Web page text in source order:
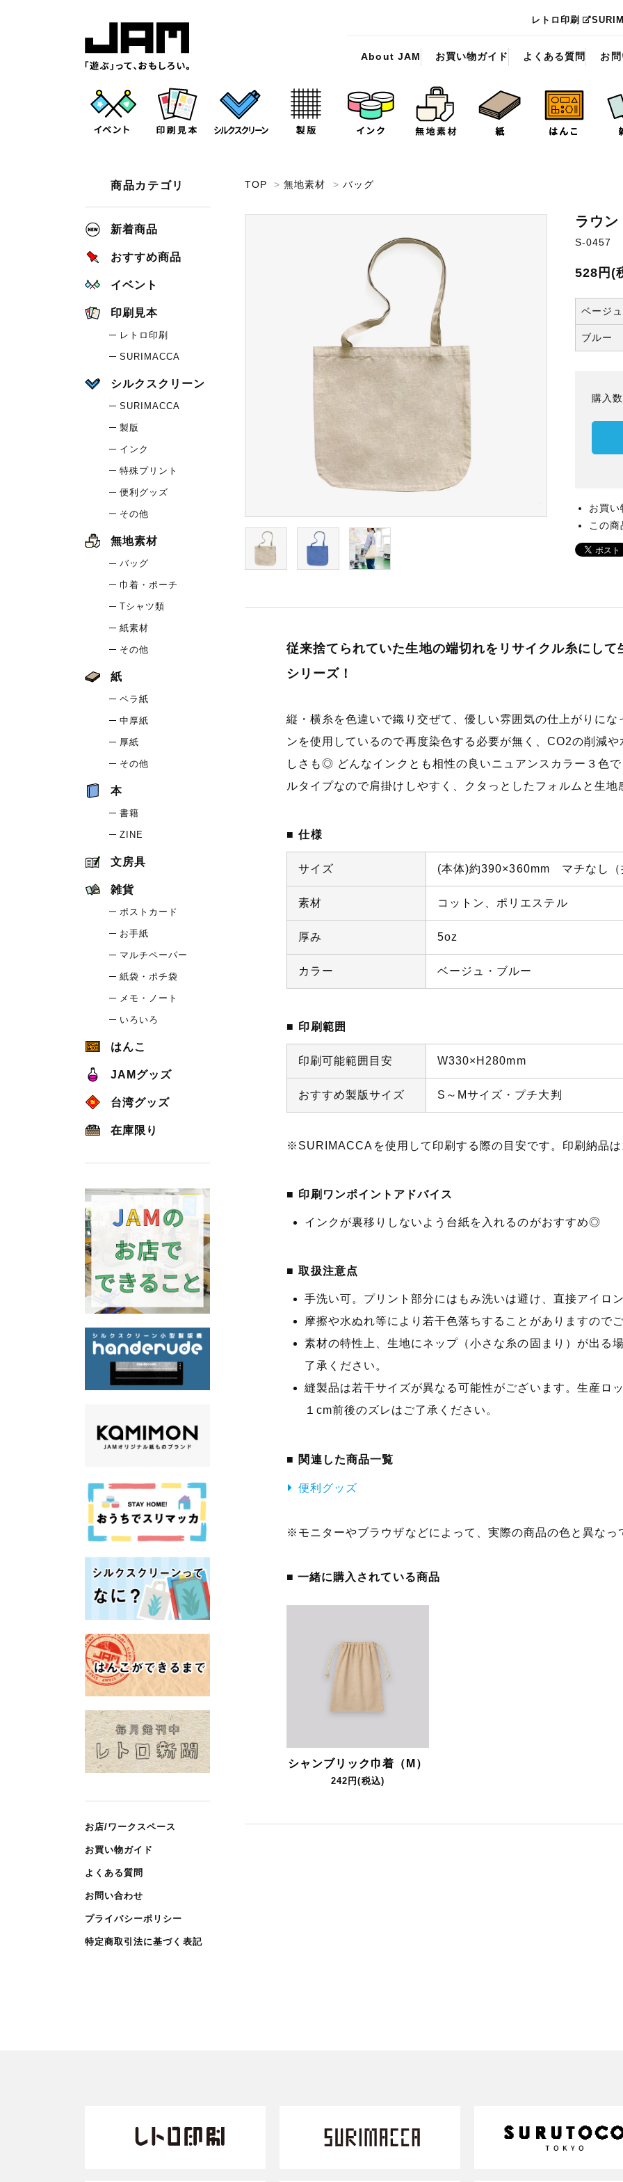
レトロ印刷
About JAM お買い物ガイド よくある質問 お
TOP > 無地素材 > バッグ
ラウ
S-0457
528円(
ベージュ
ブルー
購入数
お買い
この
従来捨てられていた生地の端切れをリサイクル糸にして
シリーズ！
縦・横糸を色違いで織り交ぜて、優しい雰囲気の仕上がりにな
ンを使用しているので再度染色する必要が無く、CO2の削減
しさも◎ どんなインクとも相性の良いニュアンスカラー３色
ルタイプなので肩掛けしやすく、クタっとしたフォルムと生地
仕様
サイズ (本体)約390×360mm マチなし（
素材 コットン、ポリエステル
厚み 5oz
カラー ベージュ・ブルー
印刷範囲
印刷可能範囲目安 W330×H280mm
おすすめ製版サイズ S～Mサイズ・プチ大判
※SURIMACCAを使用して印刷する際の目安です。印刷納品は
印刷ワンポイントアドバイス
インクが裏移りしないよう台紙を入れるのがおすすめ◎
取扱注意点
手洗い可。プリント部分にはもみ洗いは避け、直接アイロ
摩擦や水ぬれ等により若干色落ちすることがありますので
素材の特性上、生地にネップ（小さな糸の固まり）が出る
了承ください。
縫製品は若干サイズが異なる可能性がございます。生産ロ
１cm前後のズレはご了承ください。
関連した商品一覧
便利グッズ
※モニターやブラウザなどによって、実際の商品の色と異なっ
■ 一緒に購入されている商品
シャンブリック巾着（M）
242円(税込)
商品カテゴリ
新着商品
おすすめ商品
イベント
印刷見本
レトロ印刷
SURIMACCA
シルクスクリーン
SURIMACCA
製版
インク
特殊プリント
便利グッズ
その他
無地素材
バッグ
巾着・ポーチ
Tシャツ類
紙素材
その他
紙
ペラ紙
中厚紙
厚紙
その他
本
書籍
ZINE
文房具
雑貨
ポストカード
お手紙
マルチペーパー
紙袋・ポチ袋
メモ・ノート
いろいろ
はんこ
JAMグッズ
台湾グッズ
在庫限り
お店/ワークスペース
お買い物ガイド
よくある質問
お問い合わせ
プライバシーポリシー
特定商取引法に基づく表記